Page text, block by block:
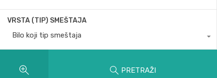
VRSTA (TIP) SMEŠTAJA
Bilo koji tip smeštaja
PRETRAŽI